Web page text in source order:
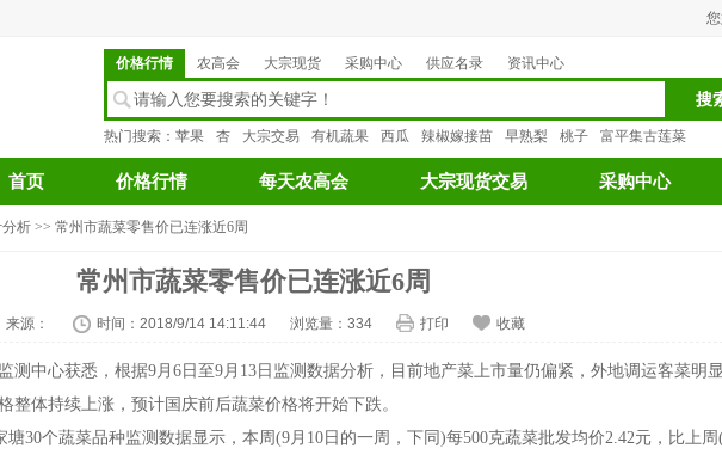
价格行情 农高会 大宗现货 采购中心 供应名录 资讯中心
热门搜索： 苹果 杏 大宗交易 有机蔬果 西瓜 辣椒嫁接苗 早熟梨 桃子 富平集古莲菜
首页 价格行情 每天农高会 大宗现货交易 采购中心
析 >> 常州市蔬菜零售价已连涨近6周
常州市蔬菜零售价已连涨近6周
来源： 时间：2018/9/14 14:11:44 浏览量： 334 打印 收藏
中心获悉，根据9月6日至9月13日监测数据分析，目前地产菜上市量仍偏紧，外地调运客菜明
整体持续上涨，预计国庆前后蔬菜价格将开始下跌。
个蔬菜品种监测数据显示，本周(9月10日的一周，下同)每500克蔬菜批发均价2.42元，比上周